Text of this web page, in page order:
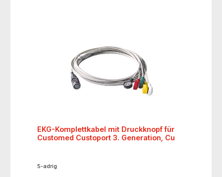
EKG-Komplettkabel mit Druckknopf für
Customed Custoport 3. Generation, Cu
5-adrig